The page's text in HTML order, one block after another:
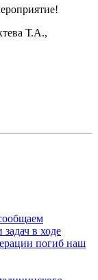
Т.А.,
в ходе
погиб наш